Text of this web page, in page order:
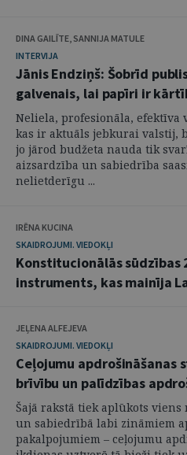
DINA GAILĪTE, SANNIJA MATULE
INTERVIJA
Jānis Endziņš: Šobrīd
galvenais, lai papīri ir
Neliela, profesionāla, efektīva
kas ir aktuāls jebkurai valstij,
jo jārod budžeta nauda tik
aizsardzība un sabiedrība
nelietderīgu ...
IRĒNA KUCINA
SKAIDROJUMI. VIEDOKĻI
Konstitucionālās sūdzības
instruments, kas mainīja
JEĻENA ALFEJEVA
SKAIDROJUMI. VIEDOKĻI
Ceļojumu apdrošināšanas
brīvību un palīdzības
Šajā rakstā tiek aplūkots
un sabiedrībā labi zināmiem
pakalpojumiem – ceļojumu